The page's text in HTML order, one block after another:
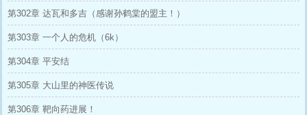
第302章 达瓦和多吉（感谢孙鹤棠的盟主！）
第303章 一个人的危机（6k）
第304章 平安结
第305章 大山里的神医传说
第306章 靶向药进展！